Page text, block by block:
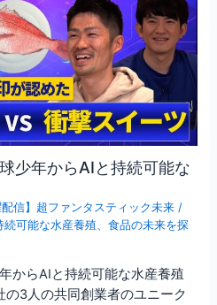
少年からAIと持続可能な
配信】超ファンタスティック未来 /
続可能な水産養殖 、食品の未来を探
からAIと持続可能な水産養殖
3人の共同創業者のユニーク